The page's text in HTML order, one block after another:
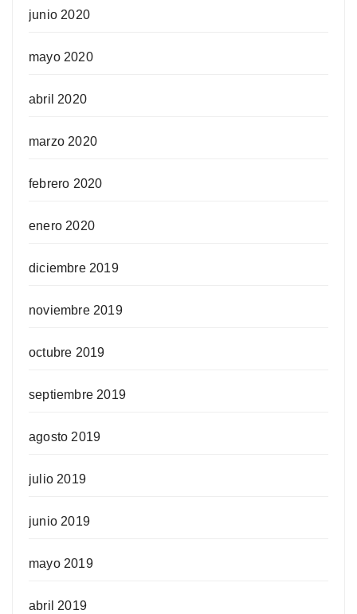
junio 2020
mayo 2020
abril 2020
marzo 2020
febrero 2020
enero 2020
diciembre 2019
noviembre 2019
octubre 2019
septiembre 2019
agosto 2019
julio 2019
junio 2019
mayo 2019
abril 2019